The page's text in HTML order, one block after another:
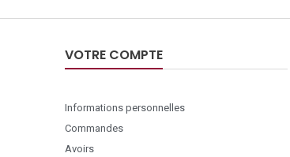
VOTRE COMPTE
Informations personnelles
Commandes
Avoirs